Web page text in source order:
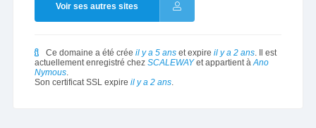
Voir ses autres sites
Ce domaine a été crée il y a 5 anset expire il y a 2 ans. Il est
actuellement enregistré chez SCALEWAYet appartient àAno
Nymous.
Son certificat SSL expire il y a 2 ans.